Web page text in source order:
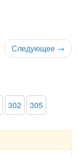
Следующее →
302 305